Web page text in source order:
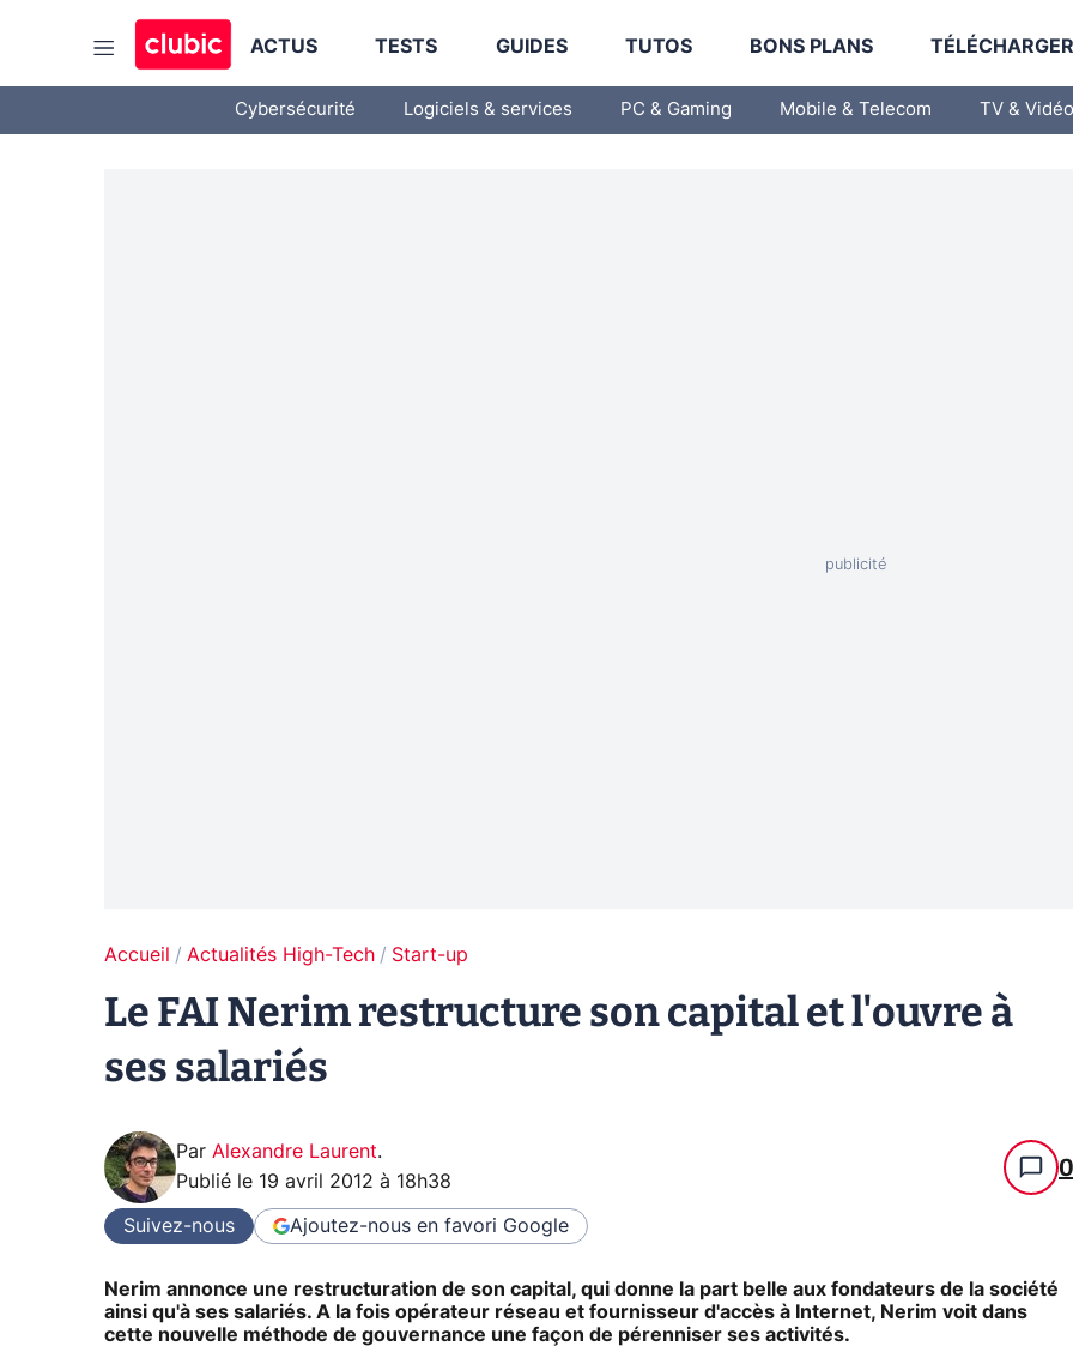
ACTUS TESTS GUIDES TUTOS BONS PLANS
Cybersécurité Logiciels & services PC & Gaming Mobile & Telecom TV & Vidéo
Accueil Actualités High-Tech Start-up
Le FAI Nerim restructure son capital et l'ouvre à
ses salariés
Par Alexandre Laurent.
Publié le 19 avril 2012 à 18h38 0
Suivez-nous Ajoutez-nous en favori Google
Nerim annonce une restructuration de son capital, qui donne la part belle aux fondateurs de la société
ainsi qu'à ses salariés. A la fois opérateur réseau et fournisseur d'accès à Internet, Nerim voit dans
cette nouvelle méthode de gouvernance une façon de pérenniser ses activités.